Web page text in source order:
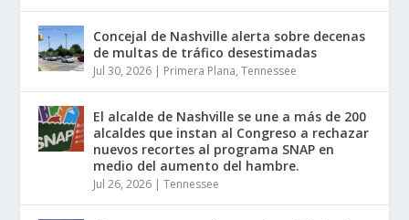
Concejal de Nashville alerta sobre decenas
de multas de tráfico desestimadas
Jul 30, 2026 | Primera Plana,Tennessee
El alcalde de Nashville se une a más de 200
alcaldes que instan al Congreso a rechazar
nuevos recortes al programa SNAP en
medio del aumento del hambre.
Jul 26, 2026 |Tennessee